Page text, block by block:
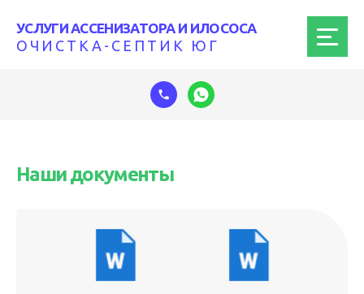
УСЛУГИ АССЕНИЗАТОРА И ИЛОСОСА
ОЧИСТКА-СЕПТИК ЮГ
Наши документы